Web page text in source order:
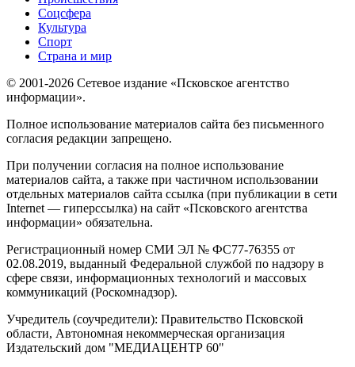
Соцсфера
Культура
Спорт
Страна и мир
© 2001-2026 Сетевое издание «Псковское агентство
информации».
Полное использование материалов сайта без письменного
согласия редакции запрещено.
При получении согласия на полное использование
материалов сайта, а также при частичном использовании
отдельных материалов сайта ссылка (при публикации в сети
Internet — гиперссылка) на сайт «Псковского агентства
информации» обязательна.
Регистрационный номер СМИ ЭЛ № ФС77-76355 от
02.08.2019, выданный Федеральной службой по надзору в
сфере связи, информационных технологий и массовых
коммуникаций (Роскомнадзор).
Учредитель (соучредители): Правительство Псковской
области, Автономная некоммерческая организация
Издательский дом "МЕДИАЦЕНТР 60"